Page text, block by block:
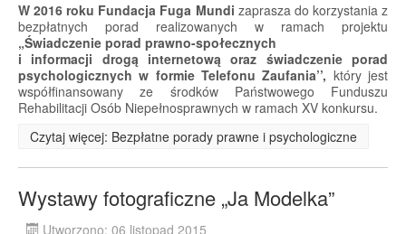
W 2016 roku Fundacja Fuga Mundi zaprasza do korzystania z
bezpłatnych porad realizowanych w ramach projektu
„Świadczenie porad prawno-społecznych
i informacji drogą internetową oraz świadczenie porad
psychologicznych w formie Telefonu Zaufania’’, który jest
współfinansowany ze środków Państwowego Funduszu
Rehabilitacji Osób Niepełnosprawnych w ramach XV konkursu.
Czytaj więcej: Bezpłatne porady prawne i psychologiczne
Wystawy fotograficzne „Ja Modelka”
Utworzono: 06 listopad 2015